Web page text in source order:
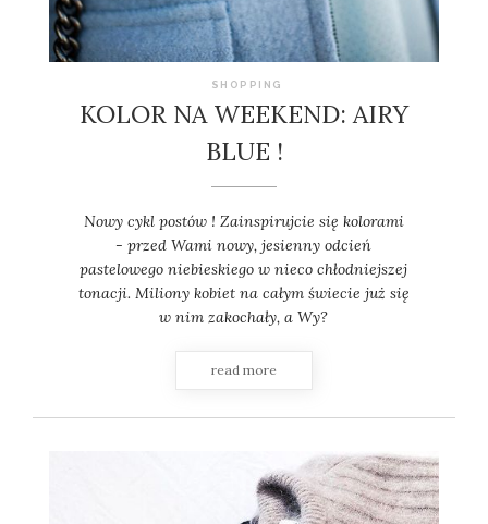
SHOPPING
KOLOR NA WEEKEND: AIRY
BLUE !
Nowy cykl postów ! Zainspirujcie się kolorami
- przed Wami nowy, jesienny odcień
pastelowego niebieskiego w nieco chłodniejszej
tonacji. Miliony kobiet na całym świecie już się
w nim zakochały, a Wy?
read more